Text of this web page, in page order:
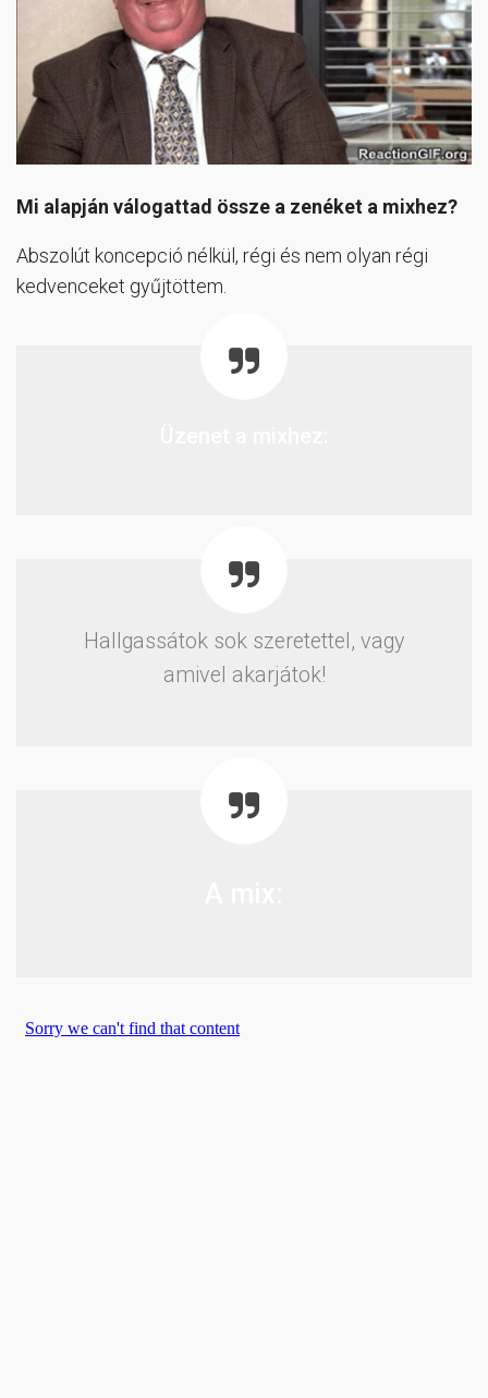
Mi alapján válogattad össze a zenéket a mixhez?
Abszolút koncepció nélkül, régi és nem olyan régi
kedvenceket gyűjtöttem.
Hallgassátok sok szeretettel, vagy
amivel akarjátok!